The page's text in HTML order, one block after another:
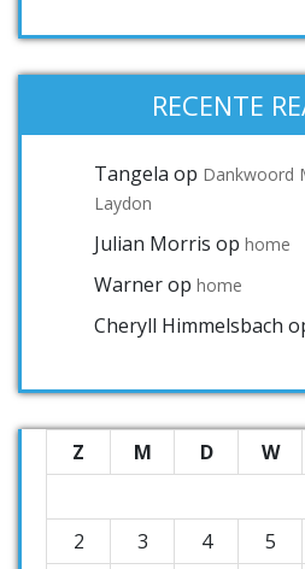
RECENTE
Tangela op Dankwoord
Laydon
Julian Morris op home
Warnerop home
Cheryll Himmelsbach
Z M D W
2
3 4 5